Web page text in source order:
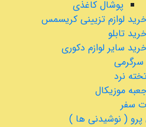
پوشال کاغذی
لوازم تزیینی کریسمس
تابلو
سایر لوازم دکوری
سرگرمی
نرد
موزیکال
سفر
پرو ( نوشیدنی ها )